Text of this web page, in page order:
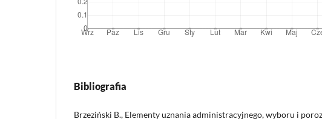
Bibliografia
Brzeziński B., Elementy uznania administracyjnego, wyboru i